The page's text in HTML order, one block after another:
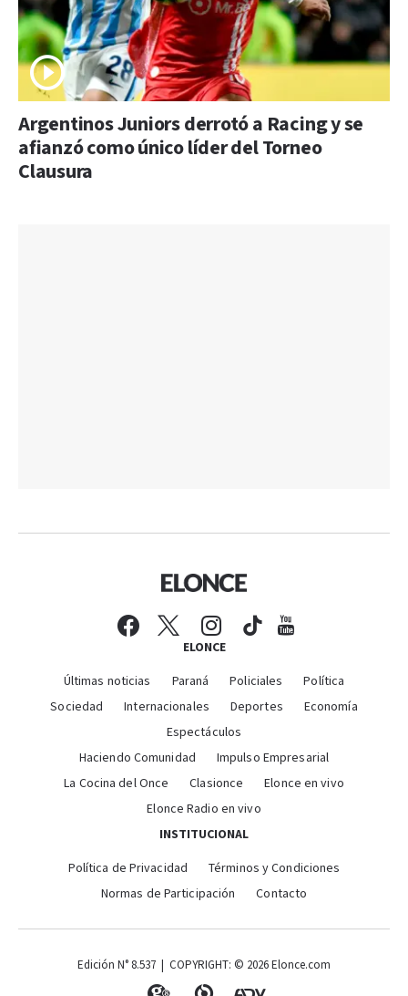
Argentinos Juniors derrotó a Racing y se
afianzó como único líder del Torneo
Clausura
ELONCE
Últimas noticias Paraná Policiales
Política
Sociedad
Internacionales Deportes
Economía
Espectáculos
Haciendo Comunidad
Impulso Empresarial
La Cocina del Once
Clasionce
Elonce en vivo
Elonce Radio en vivo
INSTITUCIONAL
Política de Privacidad
Términos y Condiciones
Normas de Participación
Contacto
Edición N° 8.537 | COPYRIGHT: © 2026 Elonce.com